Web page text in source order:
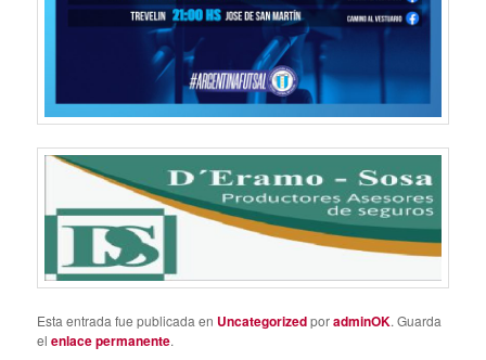
Esta entrada fue publicada en UncategorizedporadminOK. Guarda
elenlace permanente.